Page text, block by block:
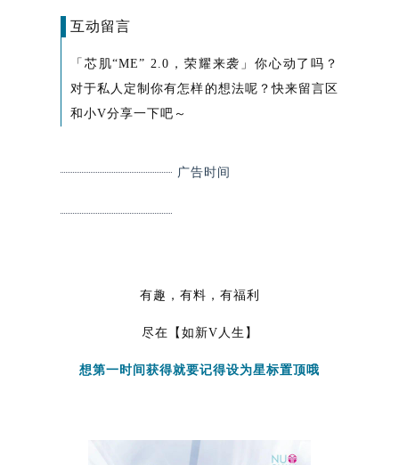
互动留言
「 芯肌“ME” 2.0，荣耀来袭」你心动了吗？
对于私人定制你有怎样的想法呢？快来留言区
和小V分享一下吧～
广告时间
有趣，有料，有福利
尽在【如新V人生】
想第一时间获得就要记得设为星标置顶哦